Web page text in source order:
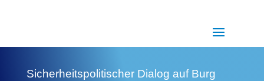
Sicherheitspolitischer Dialog auf Burg